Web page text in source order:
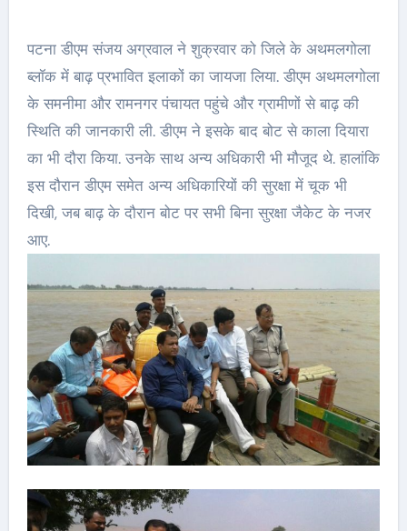
पटना डीएम संजय अग्रवाल ने शुक्रवार को जिले के अथमलगोला
ब्लॉक में बाढ़ प्रभावित इलाकों का जायजा लिया. डीएम अथमलगोला
के समनीमा और रामनगर पंचायत पहुंचे और ग्रामीणों से बाढ़ की
स्थिति की जानकारी ली. डीएम ने इसके बाद बोट से काला दियारा
का भी दौरा किया. उनके साथ अन्य अधिकारी भी मौजूद थे. हालांकि
इस दौरान डीएम समेत अन्य अधिकारियों की सुरक्षा में चूक भी
दिखी, जब बाढ़ के दौरान बोट पर सभी बिना सुरक्षा जैकेट के नजर
आए.